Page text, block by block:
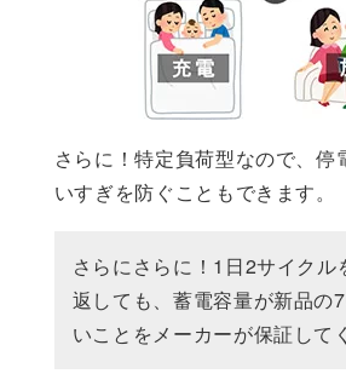
さらに！特定負荷型なので、停
いすぎを防ぐこともできます。
さらにさらに！1日2サイクル
返しても、蓄電容量が新品の
いことをメーカーが保証して